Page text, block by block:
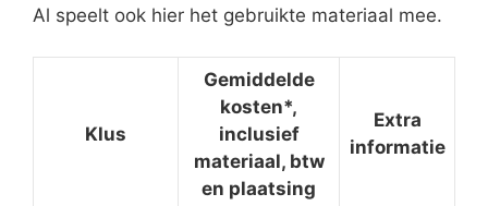
Al speelt ook hier het gebruikte materiaal mee.
Klus
Gemiddelde
kosten*,
inclusief
materiaal, btw
en plaatsing
Extra
informatie